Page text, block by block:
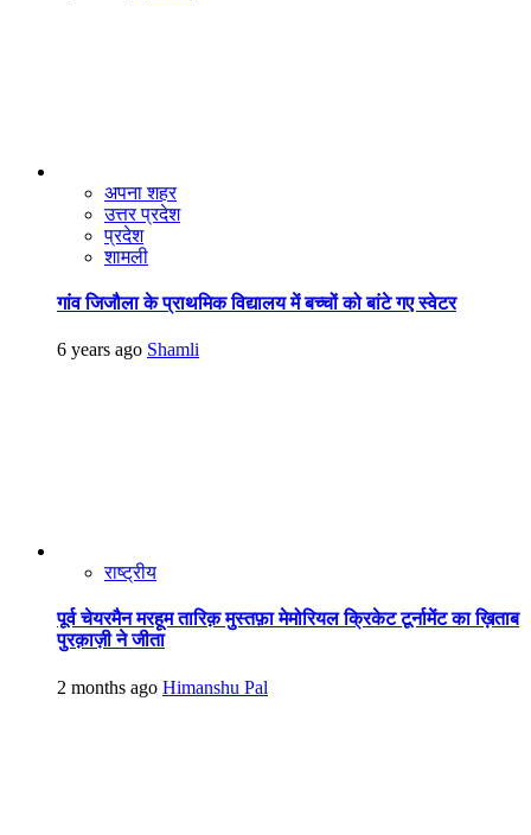
अपना शहर
उत्तर प्रदेश
प्रदेश
शामली
गांव जिजौला के प्राथमिक विद्यालय में बच्चों को बांटे गए स्वेटर
6 years ago Shamli
राष्ट्रीय
पूर्व चेयरमैन मरहूम तारिक़ मुस्तफ़ा मेमोरियल क्रिकेट टूर्नामेंट का ख़िताब
पुरक़ाज़ी ने जीता
2 months ago Himanshu Pal